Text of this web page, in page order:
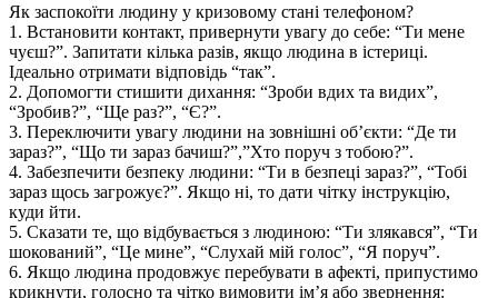
Як заспокоїти людину у кризовому стані телефоном?
1. Встановити контакт, привернути увагу до себе: “Ти мене
чуєш?”. Запитати кілька разів, якщо людина в істериці.
Ідеально отримати відповідь “так”.
2. Допомогти стишити дихання: “Зроби вдих та видих”,
“Зробив?”, “Ще раз?”, “Є?”.
3. Переключити увагу людини на зовнішні об’єкти: “Де ти
зараз?”, “Що ти зараз бачиш?”,”Хто поруч з тобою?”.
4. Забезпечити безпеку людини: “Ти в безпеці зараз?”, “Тобі
зараз щось загрожує?”. Якщо ні, то дати чітку інструкцію,
куди йти.
5. Сказати те, що відбувається з людиною: “Ти злякався”, “Ти
шокований”, “Це мине”, “Слухай мій голос”, “Я поруч”.
6. Якщо людина продовжує перебувати в афекті, припустимо
крикнути, голосно та чітко вимовити ім’я або звернення: